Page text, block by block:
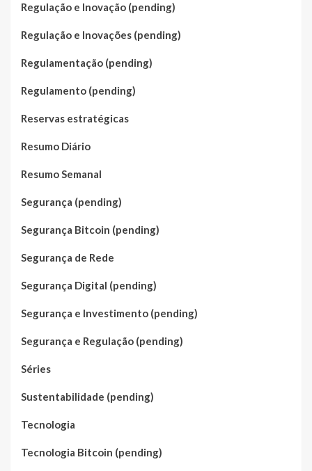
Regulação e Inovação (pending)
Regulação e Inovações (pending)
Regulamentação (pending)
Regulamento (pending)
Reservas estratégicas
Resumo Diário
Resumo Semanal
Segurança (pending)
Segurança Bitcoin (pending)
Segurança de Rede
Segurança Digital (pending)
Segurança e Investimento (pending)
Segurança e Regulação (pending)
Séries
Sustentabilidade (pending)
Tecnologia
Tecnologia Bitcoin (pending)